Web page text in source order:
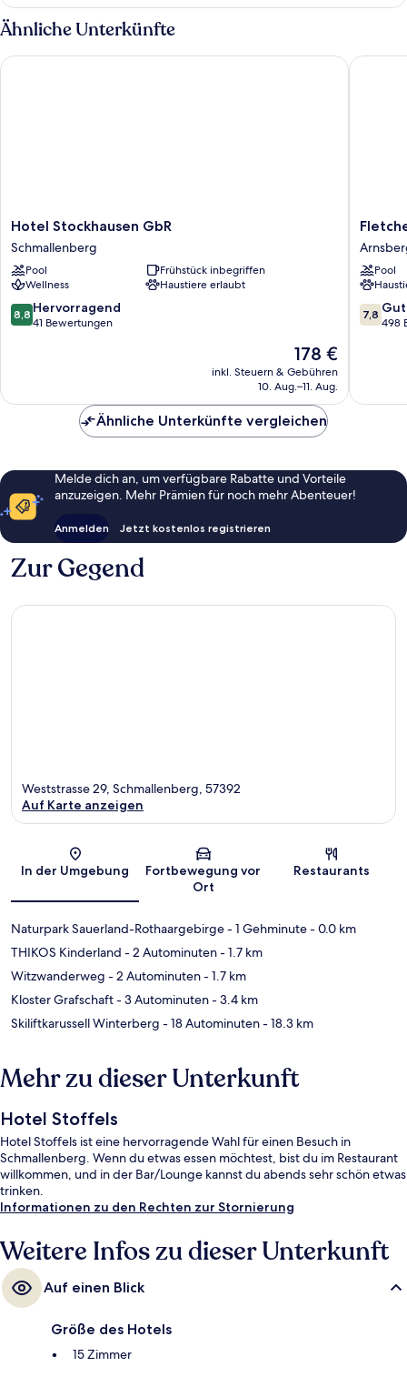
Ähnliche Unterkünfte
Hotel
Stockhausen
GbR
Schmallenberg
Hotel Stockhausen GbR
Schmallenberg
Pool
Frühstück inbegriffen
Wellness
Haustiere erlaubt
8.8
von
8,8 Hervorragend
41 Bewertungen
Der
Preis
beträgt
178 €
inkl. Steuern & Gebühren
10. Aug.–11. Aug.
Hotel Stockhausen GbR
Fletcher
Hotel-
Pool
7.8
von
7,8 Gut
498
Ähnliche Unterkünfte vergleichen
Melde dich an, um verfügbare Rabatte und Vorteile
anzuzeigen. Mehr Prämien für noch mehr Abenteuer!
Anmelden Jetzt kostenlos registrieren
Zur Gegend
Karte
Weststrasse 29, Schmallenberg, 57392
Auf Karte anzeigen
In der Umgebung
Fortbewegung vor
Ort
Restaurants
Naturpark Sauerland-Rothaargebirge- 1 Gehminute- 0.0 km
THIKOS Kinderland - 2 Autominuten- 1.7 km
Witzwanderweg - 2 Autominuten- 1.7 km
Kloster Grafschaft- 3 Autominuten- 3.4 km
Skiliftkarussell Winterberg - 18 Autominuten- 18.3 km
Mehr zu dieser Unterkunft
Hotel Stoffels
Hotel Stoffels ist eine hervorragende Wahl für einen Besuch in
Schmallenberg. Wenn du etwas essen möchtest, bist du im Restaurant
willkommen, und in der Bar/Lounge kannst du abends sehr schön etwas
trinken.
Informationen zu den Rechten zur Stornierung
Weitere Infos zu dieser Unterkunft
Auf einen Blick
Größe des Hotels
15 Zimmer